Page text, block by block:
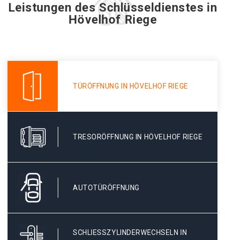
Leistungen des Schlüsseldienstes in
Hövelhof Riege
TÜRÖFFNUNG IN HÖVELHOF RIEGE
TRESORÖFFNUNG IN HÖVELHOF RIEGE
AUTOTÜRÖFFNUNG
SCHLIESSZYLINDERWECHSELN IN H